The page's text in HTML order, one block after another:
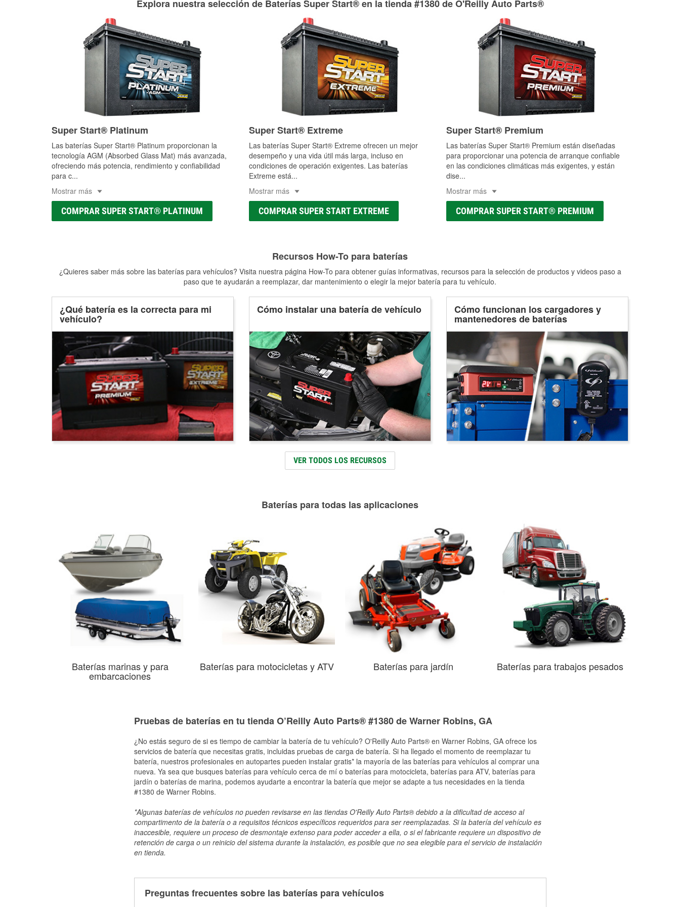
Más información acerca del servicio de mangueras hidráulicas a la medida en tu tienda local
Explora nuestra selección de Baterías Super Start® en la tienda #1380 de O'Reilly Auto Parts®
Super Start® Platinum
Las baterías Super Start® Platinum proporcionan la
tecnología AGM (Absorbed Glass Mat) más avanzada,
ofreciendo más potencia, rendimiento y confiabilidad
para c...
Mostrar más
COMPRAR SUPER START® PLATINUM
Super Start® Extreme
Las baterías Super Start® Extreme ofrecen un mejor
desempeño y una vida útil más larga, incluso en
condiciones de operación exigentes. Las baterías
Extreme está...
Mostrar más
COMPRAR SUPER START EXTREME
Super Start® Premium
Las baterías Super Start® Premium están diseñadas
para proporcionar una potencia de arranque confiable
en las condiciones climáticas más exigentes, y están
dise...
Mostrar más
COMPRAR SUPER START® PREMIUM
Recursos How-To para baterías
¿Quieres saber más sobre las baterías para vehículos? Visita nuestra página How-To para obtener guías informativas, recursos para la selección de productos y videos paso a
paso que te ayudarán a reemplazar, dar mantenimiento o elegir la mejor batería para tu vehículo.
¿Qué batería es la correcta para mi
vehículo?
Cómo instalar una batería de vehículo Cómo funcionan los cargadores y
mantenedores de baterías
VER TODOS LOS RECURSOS
Baterías para todas las aplicaciones
Baterías marinas y para
embarcaciones
Baterías para motocicletas y ATV Baterías para jardín Baterías para trabajos pesados
Pruebas de baterías en tu tienda O’Reilly Auto Parts® #1380 de Warner Robins, GA
¿No estás seguro de si es tiempo de cambiar la batería de tu vehículo? O'Reilly Auto Parts® en Warner Robins, GA ofrece los
servicios de batería que necesitas gratis, incluidas pruebas de carga de batería. Si ha llegado el momento de reemplazar tu
batería, nuestros profesionales en autopartes pueden instalar gratis* la mayoría de las baterías para vehículos al comprar una
nueva. Ya sea que busques baterías para vehículo cerca de mí o baterías para motocicleta, baterías para ATV, baterías para
jardín o baterías de marina, podemos ayudarte a encontrar la batería que mejor se adapte a tus necesidades en la tienda
#1380 de Warner Robins.
*Algunas baterías de vehículos no pueden revisarse en las tiendas O'Reilly Auto Parts® debido a la dificultad de acceso al
compartimento de la batería o a requisitos técnicos específicos requeridos para ser reemplazadas. Si la batería del vehículo es
inaccesible, requiere un proceso de desmontaje extenso para poder acceder a ella, o si el fabricante requiere un dispositivo de
retención de carga o un reinicio del sistema durante la instalación, es posible que no sea elegible para el servicio de instalación
en tienda.
Preguntas frecuentes sobre las baterías para vehículos